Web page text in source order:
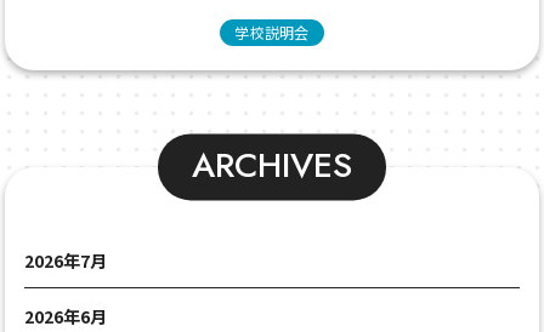
学校説明会
ARCHIVES
2026年7月
2026年6月